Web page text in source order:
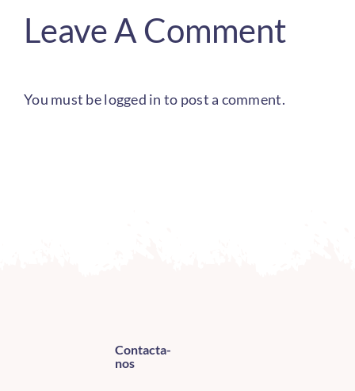
Leave A Comment
You must belogged in to post a comment.
Contacta-
nos